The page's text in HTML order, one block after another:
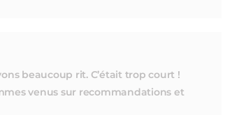
beaucoup rit. C’était trop court !
venus sur recommandations et